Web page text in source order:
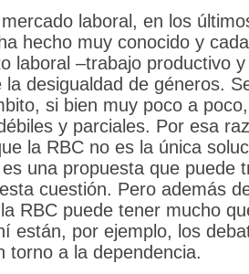
laboral, en los
hecho muy conocido y
laboral –trabajo productivo
desigualdad de géneros.
si bien muy poco a
y parciales. Por esa
la RBC no es la única
una propuesta que puede
cuestión. Pero además
RBC puede tener mucho
están, por ejemplo, los
torno a la dependencia.